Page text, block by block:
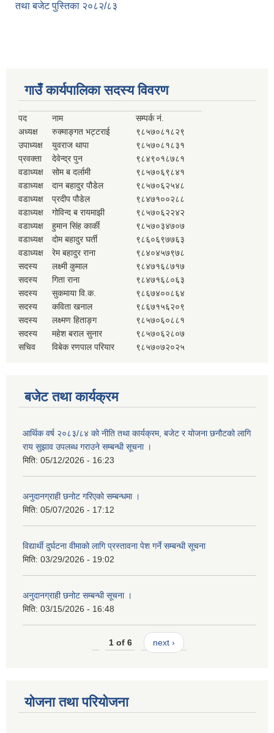
तथा बजेट पुस्तिका २०८२/८३
गाउँ कार्यपालिका सदस्य विवरण
पद नाम
सम्पर्क नं.
अध्यक्ष
रुक्माङ्गत भट्टराई
९८५७०८१८२९
उपाध्यक्ष
युवराज थापा
९८५७०८१८३१
प्रवक्ता
देवेन्द्र पुन
९८४९०१८७८१
वडाध्यक्ष
सोम ब दर्लामी
९८५७०६९८४१
वडाध्यक्ष
दान बहादुर पौडेल
९८५७०६२५४८
वडाध्यक्ष
प्रदीप पौडेल
९८४७१००२८८
वडाध्यक्ष
गोविन्द ब रायमाझी
९८५७०६२२४२
वडाध्यक्ष
हुमान सिंह कार्की
९८५७०३४७०७
वडाध्यक्ष
दोम बहादुर घर्ती
९८६०६९७७६३
वडाध्यक्ष
रेम बहादुर राना
९८४०४५७९७८
सदस्य
लक्ष्मी कुमाल
९८४७१६८७१७
सदस्य
गिता राना
९८४७१६८०६३
सदस्य
सुकमाया वि.क.
९८६७४००८६४
सदस्य
कविता खनाल
९८६७१५६२०९
सदस्य
लक्ष्मण हिताङ्ग
९८५७०६०८८१
सदस्य
महेश बराल सुनार
९८५७०६२८०७
सचिव
विबेक रणपाल परियार ९८५७०७२०२५
बजेट तथा कार्यक्रम
आर्थिक वर्ष २०८३/८४ को नीति तथा कार्यक्रम, बजेट र योजना छनौटको लागि
राय सुझाव उपलब्ध गराउने सम्बन्धी सूचना ।
मिति: 05/12/2026 - 16:23
अनुदानग्राही छनोट गरिएको सम्बन्धमा ।
मिति: 05/07/2026 - 17:12
विद्यार्थी दुर्घटना वीमाको लागि प्रस्तावना पेश गर्ने सम्बन्धी सूचना
मिति: 03/29/2026 - 19:02
अनुदानग्राही छनोट सम्बन्धी सूचना ।
मिति: 03/15/2026 - 16:48
1 of 6 next ›
योजना तथा परियोजना